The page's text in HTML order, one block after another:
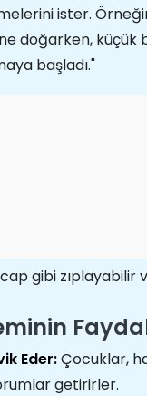
ister.
doğarken,
başladı."
gibi zıplayabilir
Eder:Çocuklar,
getirirler.